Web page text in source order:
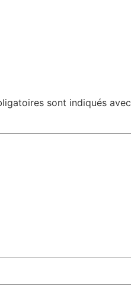
sont indiqués avec